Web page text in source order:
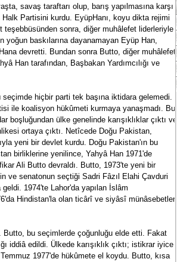
savaş taraftarı olup, barış yapılmasına karşı
Partisini kurdu. EyüpHanı, koyu dikta rejimi
sonra, diğer muhâlefet liderleriyle
yoğun baskılarına dayanamayan Eyüp Han,
devretti. Bundan sonra Butto, diğer muhâlefet
Han tarafından, Başbakan Yardımcılığı ve
hiçbir parti tek başına iktidara gelemedi.
ile koalisyon hükûmeti kurmaya yanaşmadı. Bu
boşluğundan ülke genelinde karışıklıklar çıktı ve
ortaya çıktı. Netîcede Doğu Pakistan,
yeni bir devlet kurdu. Doğu Pakistan'ın bu
birliklerine yenilince, Yahyâ Han 1971'de
Ali Butto devraldı. Butto, 1973'te yeni bir
ve senatonun seçtiği Sadri Fâzıl Elahi Çavduri
1974'te Lahor'da yapılan İslâm
Hindistan'la olan ticârî ve siyâsî münâsebetleri
Butto, bu seçimlerde çoğunluğu elde etti. Fakat
iddiâ edildi. Ülkede karışıklık çıktı; istikrar iyice
1977'de hükûmete el koydu. Butto, kısa